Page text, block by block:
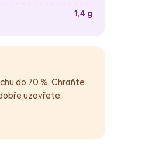
1,4 g
do 70 %. Chraňte
uzavřete.